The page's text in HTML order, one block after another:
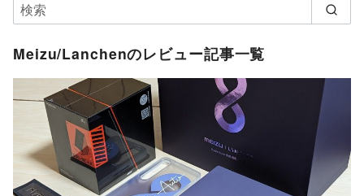
Meizu/Lanchenのレビュー記事一覧